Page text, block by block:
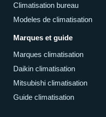
Climatisation bureau
Modeles de climatisation
Marques et guide
Marques climatisation
Daikin climatisation
Mitsubishi climatisation
Guide climatisation